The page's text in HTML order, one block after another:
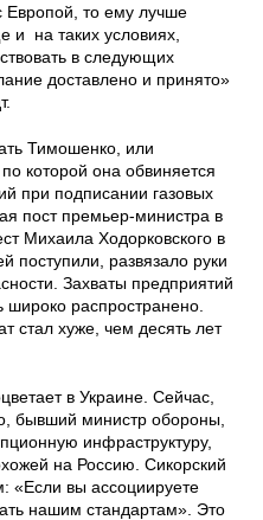
Европой, то ему лучше
и на таких условиях,
в следующих
доставлено и принято»
Тимошенко, или
которой она обвиняется
при подписании газовых
пост премьер-министра в
Михаила Ходорковского в
поступили, развязало руки
Захваты предприятий
распространено.
стал хуже, чем десять лет
в Украине. Сейчас,
бывший министр обороны,
инфраструктуру,
на Россию. Сикорский
«Если вы ассоциируете
нашим стандартам». Это